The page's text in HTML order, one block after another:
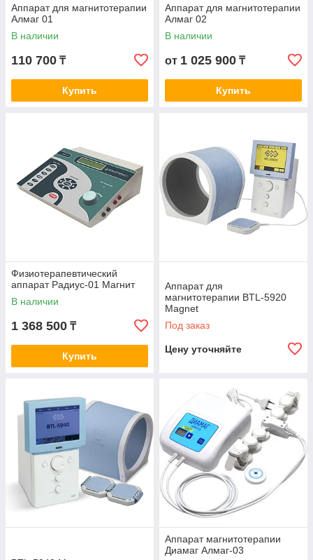
физиотерапевтический может работать на основании
следующих методов воздействия:
холода;
энергии электромагнитного излучения;
Сотрудничать с профессионалами
Аппарат для магнитотерапии
Алмаг 01
В наличии
110 700 ₸
Купить
Аппарат для магнитотерапии
Алмаг 02
В наличии
от 1 025 900 ₸
Купить
Физиотерапевтический
аппарат Радиус-01 Магнит
В наличии
1 368 500 ₸
Купить
Аппарат для
магнитотерапии BTL-5920
Magnet
Под заказ
Цену уточняйте
Аппарат магнитотерапии
Диамаг Алмаг-03